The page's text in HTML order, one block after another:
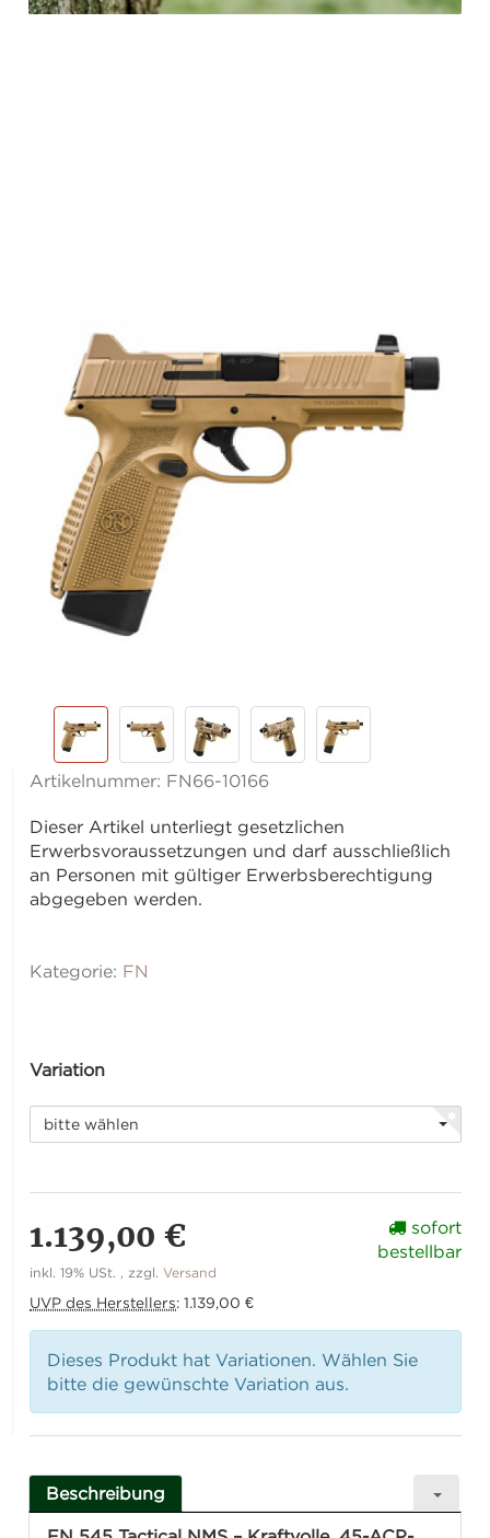
Artikelnummer: FN66-10166
Dieser Artikel unterliegt gesetzlichen
Erwerbsvoraussetzungen und darf ausschließlich
an Personen mit gültiger Erwerbsberechtigung
abgegeben werden.
Kategorie: FN
Variation
bitte wählen
1.139,00 €
inkl. 19% USt. , zzgl.Versand
UVP des Herstellers:1.139,00 €
sofort
bestellbar
Dieses Produkt hat Variationen. Wählen Sie
bitte die gewünschte Variation aus.
Beschreibung